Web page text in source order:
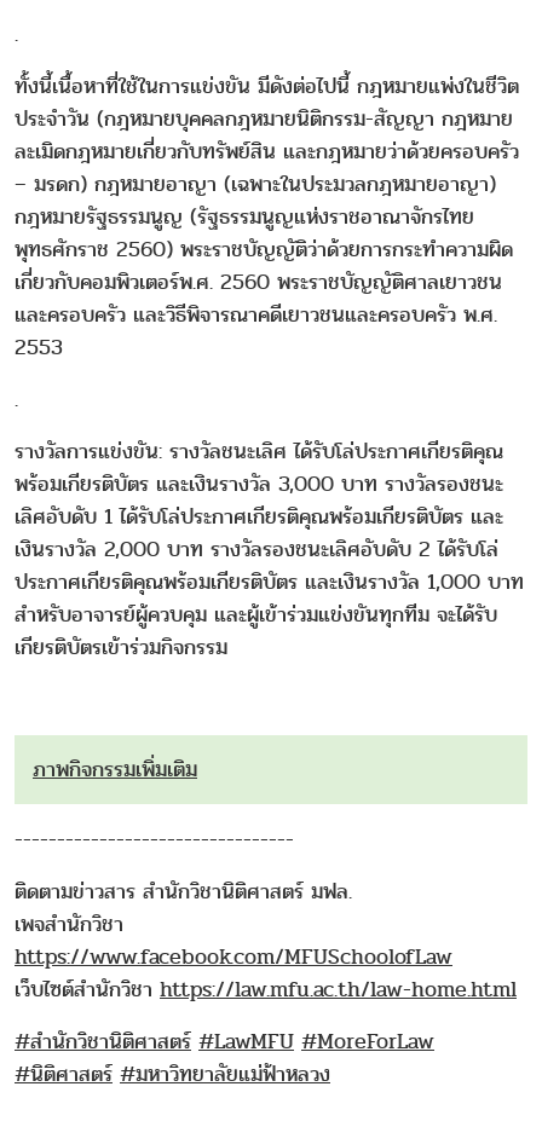
.
ทั้งนี้เนื้อหาที่ใช้ในการแข่งขัน มีดังต่อไปนี้ กฎหมายแพ่งในชีวิต
ประจำวัน (กฎหมายบุคคลกฎหมายนิติกรรม-สัญญา กฎหมาย
ละเมิดกฎหมายเกี่ยวกับทรัพย์สิน และกฎหมายว่าด้วยครอบครัว
– มรดก) กฎหมายอาญา (เฉพาะในประมวลกฎหมายอาญา)
กฎหมายรัฐธรรมนูญ (รัฐธรรมนูญแห่งราชอาณาจักรไทย
พุทธศักราช 2560) พระราชบัญญัติว่าด้วยการกระทำความผิด
เกี่ยวกับคอมพิวเตอร์พ.ศ. 2560 พระราชบัญญัติศาลเยาวชน
และครอบครัว และวิธีพิจารณาคดีเยาวชนและครอบครัว พ.ศ.
2553
.
รางวัลการแข่งขัน: รางวัลชนะเลิศ ได้รับโล่ประกาศเกียรติคุณ
พร้อมเกียรติบัตร และเงินรางวัล 3,000 บาท รางวัลรองชนะ
เลิศอับดับ 1 ได้รับโล่ประกาศเกียรติคุณพร้อมเกียรติบัตร และ
เงินรางวัล 2,000 บาท รางวัลรองชนะเลิศอับดับ 2 ได้รับโล่
ประกาศเกียรติคุณพร้อมเกียรติบัตร และเงินรางวัล 1,000 บาท
สำหรับอาจารย์ผู้ควบคุม และผู้เข้าร่วมแข่งขันทุกทีม จะได้รับ
เกียรติบัตรเข้าร่วมกิจกรรม
ภาพกิจกรรมเพิ่มเติม
---------------------------------
ติดตามข่าวสาร สำนักวิชานิติศาสตร์ มฟล.
เพจสำนักวิชา
https://www.facebook.com/MFUSchoolofLaw
เว็บไซต์สำนักวิชา https://law.mfu.ac.th/law-home.html
#สำนักวิชานิติศาสตร์ #LawMFU #MoreForLaw
#นิติศาสตร์ #มหาวิทยาลัยแม่ฟ้าหลวง